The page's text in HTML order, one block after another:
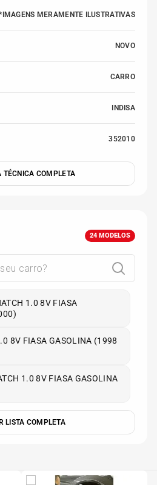
MERAMENTE ILUSTRATIVAS
NOVO
CARRO
INDISA
352010
TÉCNICA COMPLETA
24 MODELOS
1.0 8V FIASA
8V FIASA GASOLINA (1998
1.0 8V FIASA GASOLINA
LISTA COMPLETA